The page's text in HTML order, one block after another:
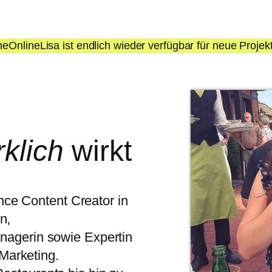
ist endlich wieder verfügbar für neue
wirkt
Content Creator in
sowie Expertin